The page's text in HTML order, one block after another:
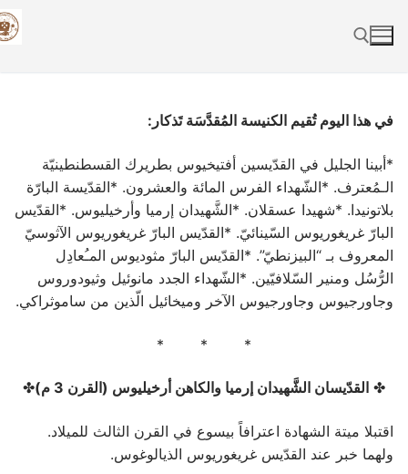
Skip
to
Search for:
في هذا اليوم تُقيم الكنيسة المُقدَّسَة تَذكار:
*أبينا الجليل في القدّيسين أفتيخيوس بطريرك القسطنطينيّة
الـمُعترف. *الشّهداء الفرس المائة والعشرون. *القدّيسة البارّة
بلاتونيدا. *شهيدا عسقلان. *الشَّهيدان إرميا وأرخيليوس. *القدّيس
البارّ غريغوريوس السّينائيّ. *القدّيس البارّ غريغوريوس الآثوسيّ
المعروف بـ “البيزنطيّ”. *القدّيس البارّ مثوديوس المـُعادِل
الرُّسُل ومنير السّلافيّين. *الشّهداء الجدد مانوئيل وثيودوروس
وجاورجيوس وجاورجيوس الآخر وميخائيل الّذين من ساموثراكي.
* * *
✤ القدّيسان الشَّهيدان إرميا والكاهن أرخيليوس (القرن 3 م) ‏✤
اقتبلا ميتة الشهادة اعترافاً بيسوع في القرن الثالث للميلاد.
ولهما خبر عند القدّيس غريغوريوس الذيالوغوس.